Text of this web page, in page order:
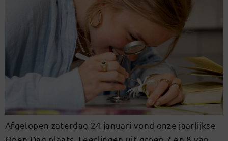
Afgelopen zaterdag 24 januari vond onze jaarlijkse